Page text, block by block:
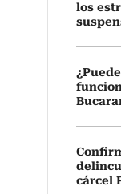
los
cárcel